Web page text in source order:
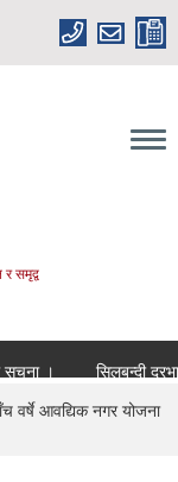
समृद्व
।
सिलबन्दी
आवद्यिक नगर योजना